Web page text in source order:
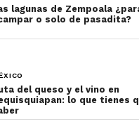
lagunas de Zempoala
o solo de pasadita?
del queso y el vino en
lo que tienes